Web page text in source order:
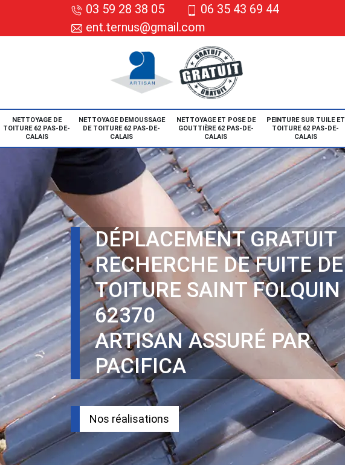
03 59 28 38 05
06 35 43 69 44
ent.ternus@gmail.com
NETTOYAGE DE
TOITURE 62 PAS-DE-
CALAIS
NETTOYAGE DEMOUSSAGE
DE TOITURE 62 PAS-DE-
CALAIS
NETTOYAGE ET POSE DE
GOUTTIÈRE 62 PAS-DE-
CALAIS
PEINTURE SUR TUILE ET
TOITURE 62 PAS-DE-
CALAIS
DÉPLACEMENT GRATUIT
RECHERCHE DE FUITE DE
TOITURE SAINT FOLQUIN
62370
ARTISAN ASSURÉ PAR
PACIFICA
Nos réalisations